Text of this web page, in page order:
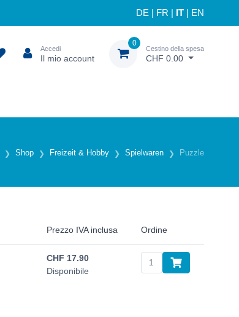
DE FR IT EN
Accedi
Il mio account
0
Cestino della spesa
CHF 0.00
Shop Freizeit & Hobby Spielwaren Puzzle
Prezzo IVA inclusa Ordine
CHF 17.90
Disponibile